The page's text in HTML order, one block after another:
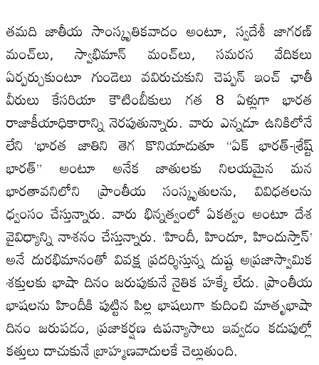
తమది జాతీయ సాంస్కృతికవాదం అంటూ, స్వదేశీ జాగరణ్‌
మంచ్‌లు, స్వాభిమాన్‌ మంచ్‌లు, సమరస వేదికలు
ఏర్పర్చుకుంటూ గుండెలు వవిరుచుకుని చెప్పన్‌ ఇంచ్‌ ఛాతీ
వీరులు కేసరియా కౌటింబీకులు గత 8 ఏళ్లుగా భారత
రాజాకీయాధికారాన్ని నెరపుతున్నారు. వారు ఎన్నడూ ఉనికిలోనే
లేని ‘భారత జాతిని తెగ కొనియాడుతూ “ఏక్‌ భారత్‌-శ్రేష్ట్‌
భారత్‌” అంటూ అనేక జాతులకు నిలయమైన మన
భారతావనిలోని ప్రాంతీయ సంస్కృతులను, వివిధతలను
ధ్వంసం చేస్తున్నారు. వారు భిన్నత్వంలో ఏకత్వం అంటూ దేశ
వైవిధ్యాన్ని నాశనం చేస్తున్నారు. ‘హిందీ, హిందూ, హిందుస్తాన్‌’
అనే దురభిమానంతో వివక్ష ప్రదర్శిస్తున్న దుష్ట అప్రజాస్వామిక
శక్తులకు భాషా దినం జరుపుకునే నైతిక హక్కే లేదు. ప్రాంతీయ
భాషలను హిందీకి పుట్టిన పిల్ల భాషలుగా కుదించి మాతృభాషా
దినం జరుపడం, ప్రజాకర్షణ ఉపన్యాసాలు ఇవ్వడం కడుపుల్లో
కత్తులు దాచుకునే బ్రాహ్మణవాదులకే చెల్లుతుంది.